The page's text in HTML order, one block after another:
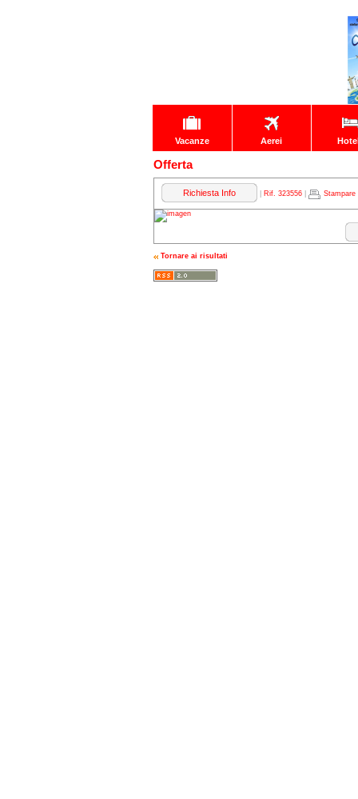
Vacanze Aerei
Offerta
Richiesta Info Rif. 323556| Stampare
Tornare ai risultati